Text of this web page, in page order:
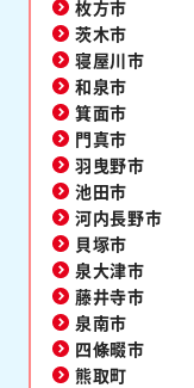
枚方市
茨木市
寝屋川市
和泉市
箕面市
門真市
羽曳野市
池田市
河内長野市
貝塚市
泉大津市
藤井寺市
泉南市
四條畷市
熊取町